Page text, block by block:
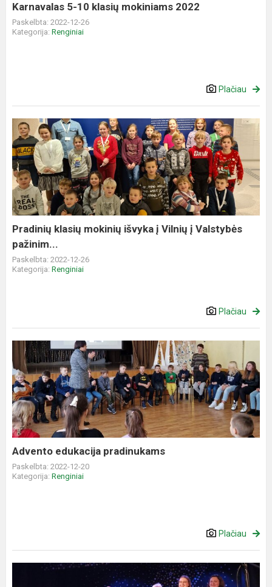
Karnavalas 5-10 klasių mokiniams 2022
Paskelbta: 2022-12-26
Kategorija: Renginiai
Plačiau
Pradinių
klasių
mokinių
išvyka
Vilnių
į
Valstybės
pažinim...
Pradinių klasių mokinių išvyka į Vilnių į Valstybės
pažinim...
Paskelbta: 2022-12-26
Kategorija: Renginiai
Plačiau
Advento
edukacija
pradinukams
Advento edukacija pradinukams
Paskelbta: 2022-12-20
Kategorija: Renginiai
Plačiau
„Jaunosios